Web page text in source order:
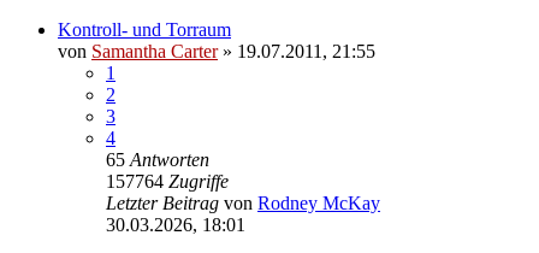
Kontroll- und Torraum
von Samantha Carter» 19.07.2011, 21:55
1
2
3
4
65 Antworten
157764 Zugriffe
Letzter Beitrag von Rodney McKay
30.03.2026, 18:01